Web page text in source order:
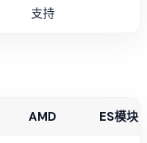
支持
AMD ES模块